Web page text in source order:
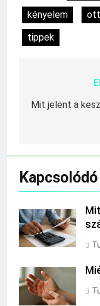
kényelem
tippek
Bejegyzés
navigáció
Mit jelent a